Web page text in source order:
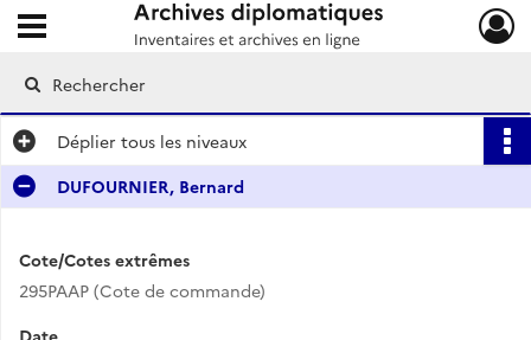
Archives diplomatiques
Ouvrir le menu déroulant
Déplier tous les niveaux
DUFOURNIER, Bernard
Cote/Cotes extrêmes
295PAAP (Cote de commande)
Date